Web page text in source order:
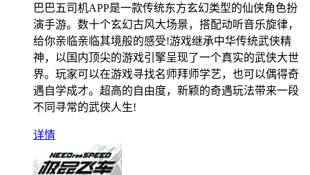
巴巴五司机APP是一款传统东方玄幻类型的仙侠角色扮
演手游。数十个玄幻古风大场景，搭配动听音乐旋律，
给你亲临亲临其境般的感受!游戏继承中华传统武侠精
神，以国内顶尖的游戏引擎呈现了一个真实的武侠大世
界。玩家可以在游戏寻找名师拜师学艺，也可以偶得奇
遇自学成才。超高的自由度，新颖的奇遇玩法带来一段
不同寻常的武侠人生!
详情